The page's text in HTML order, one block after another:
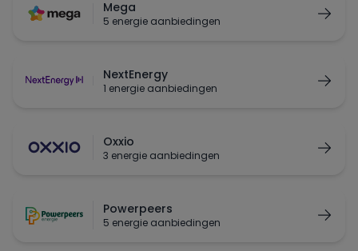
Mega
5 energie aanbiedingen
NextEnergy
1 energie aanbiedingen
Oxxio
3 energie aanbiedingen
Powerpeers
5 energie aanbiedingen